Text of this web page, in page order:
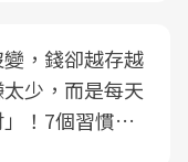
，錢卻越存越
少，而是每天
！7個習慣一